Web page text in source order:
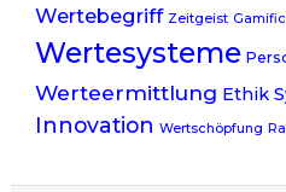
Wertebegriff Zeitgeist
Wertesysteme
Werteermittlung Ethik
Innovation Wertschöpfung